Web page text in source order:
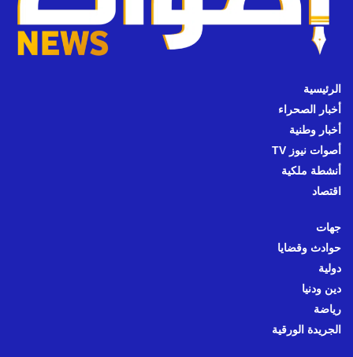
الرئيسية
أخبار الصحراء
أخبار وطنية
أصوات نيوز TV
أنشطة ملكية
اقتصاد
جهات
حوادث وقضايا
دولية
دين ودنيا
رياضة
الجريدة الورقية